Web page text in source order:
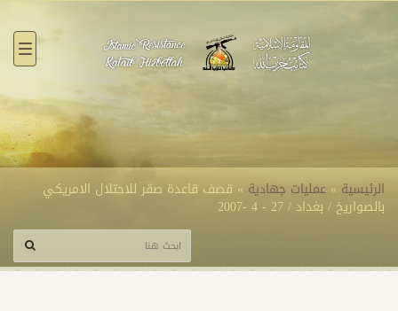
الرئيسية » عمليات جهادية » قصف قاعدة صقر للاحتلال الامريكي
بالصواريخ / بغداد / 27 - 4 -2007